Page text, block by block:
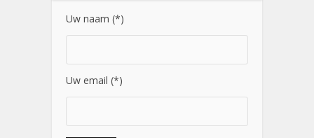
Daarna worden de 4 resterende rijen van het
proefperceel gerooid met een getrokken 4-rijige rooier
rollenbed met 7 rubberen rollen en een opvoerketting.
De originele bunker van Edenhall werd vervangen door
worden via een draaibare trechter in de kisten gelegd.
Uw naam (*)
Uw email (*)